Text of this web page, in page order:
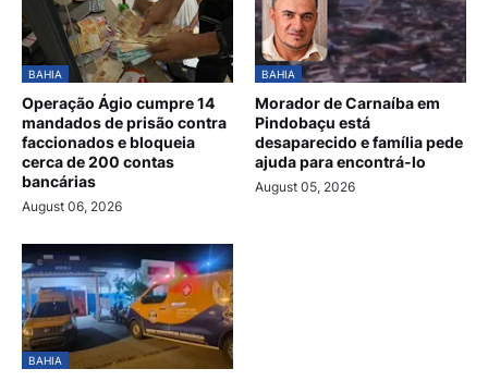
BAHIA
Operação Ágio cumpre 14
mandados de prisão contra
faccionados e bloqueia
cerca de 200 contas
bancárias
August 06, 2026
BAHIA
Morador de Carnaíba em
Pindobaçu está
desaparecido e família pede
ajuda para encontrá-lo
August 05, 2026
BAHIA